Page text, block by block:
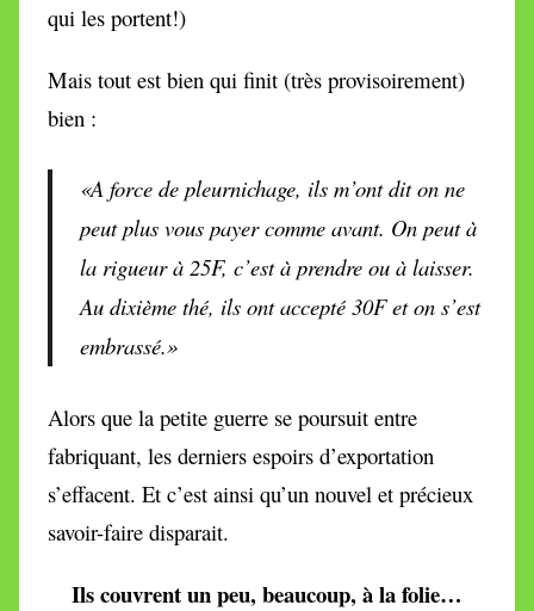
qui les portent!)
Mais tout est bien qui finit (très provisoirement)
bien :
«A force de pleurnichage, ils m’ont dit on ne
peut plus vous payer comme avant. On peut à
la rigueur à 25F, c’est à prendre ou à laisser.
Au dixième thé, ils ont accepté 30F et on s’est
embrassé.»
Alors que la petite guerre se poursuit entre
fabriquant, les derniers espoirs d’exportation
s’effacent. Et c’est ainsi qu’un nouvel et précieux
savoir-faire disparait.
Ils couvrent un peu, beaucoup, à la folie…